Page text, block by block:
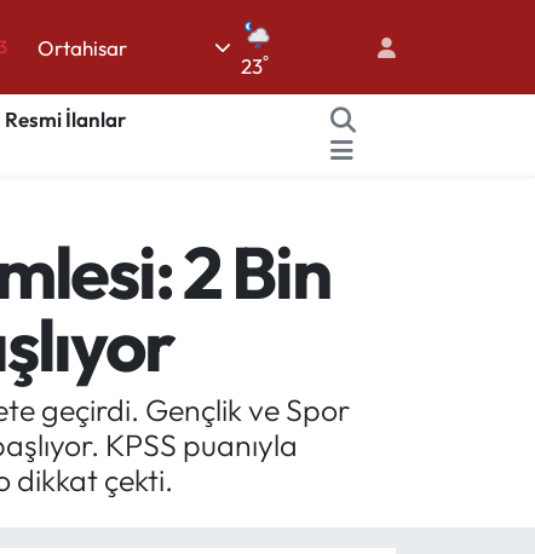
Ortahisar
23°
Resmi İlanlar
2 Bin
geçirdi. Gençlik ve Spor
KPSS puanıyla
dikkat çekti.